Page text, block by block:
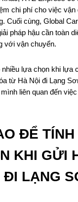
chi phí cho việc
Cuối cùng, Global
pháp hậu cần toàn
với vận chuyển.
nhiều lựa chọn khi lựa
từ Hà Nội đi Lạng
liên quan đến
ĐỂ TÍNH
KHI GỬI
ĐI LẠNG